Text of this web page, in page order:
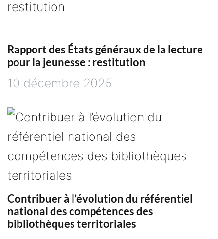
l
’
a
r
t
i
c
l
e
Rapport des États généraux de la lecture
pour la jeunesse : restitution
10 décembre 2025
Contribuer à l’évolution du référentiel
national des compétences des
bibliothèques territoriales